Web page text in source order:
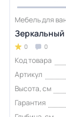
Мебель для
0 0
Код товара
Артикул
Высота, см
Гарантия